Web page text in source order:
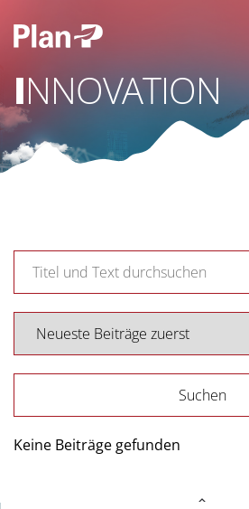
INNOVATION
Keine Beiträge gefunden